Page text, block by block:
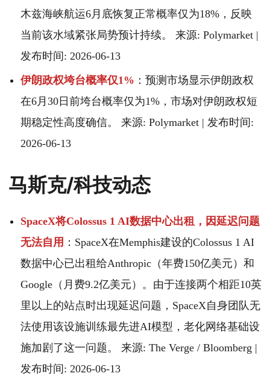
木兹海峡航运6月底恢复正常概率仅为18%，反映
当前该水域紧张局势预计持续。 来源: Polymarket |
发布时间: 2026-06-13
伊朗政权垮台概率仅1% ：预测市场显示伊朗政权
在6月30日前垮台概率仅为1%，市场对伊朗政权短
期稳定性高度确信。 来源: Polymarket | 发布时间:
2026-06-13
马斯克/科技动态
SpaceX将Colossus 1 AI数据中心出租，因延迟问题
无法自用 ：SpaceX在Memphis建设的Colossus 1 AI
数据中心已出租给Anthropic（年费150亿美元）和
Google（月费9.2亿美元）。由于连接两个相距10英
里以上的站点时出现延迟问题，SpaceX自身团队无
法使用该设施训练最先进AI模型，老化网络基础设
施加剧了这一问题。 来源: The Verge / Bloomberg |
发布时间: 2026-06-13